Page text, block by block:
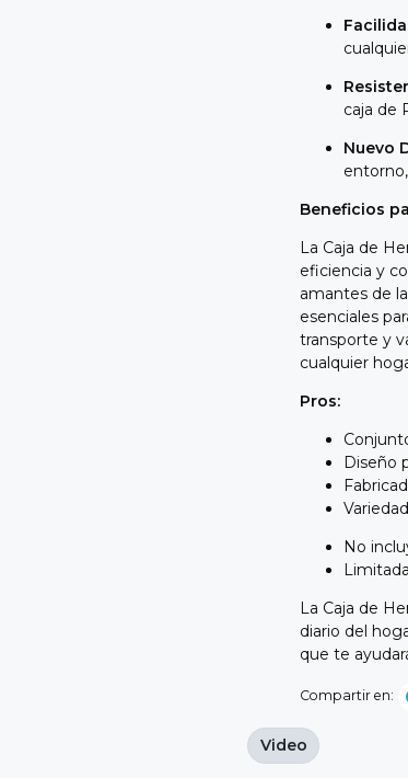
caja de
Nuevo
Beneficios
La Caja de
eficiencia y
amantes de
esenciales
transporte y
cualquier
Pros:
Diseño
No
La Caja de
diario del
que te
Compartir en:
Video